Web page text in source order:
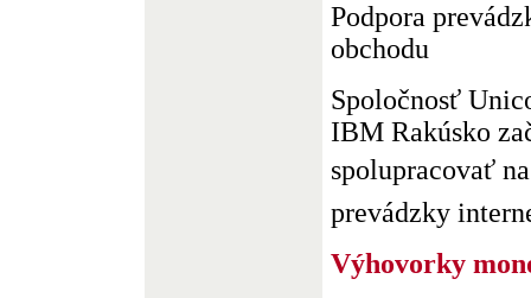
Podpora
obchodu
Spoločnosť
IBM Rakúsko
spolupracovať
prevádzky
Výhovorky